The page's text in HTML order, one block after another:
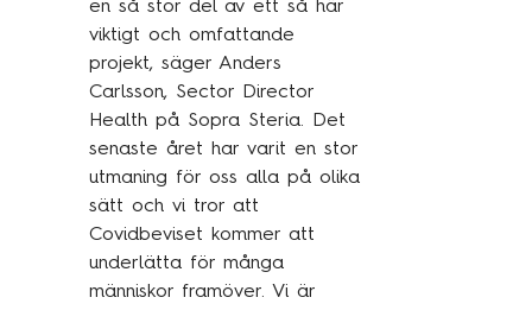
Mångfald
Utmärkelser
Våra kontor
Vår historia
Vision och kultur
Karriär
en så stor del av ett så här
viktigt och omfattande
projekt, säger Anders
Carlsson, Sector Director
Health på Sopra Steria. Det
senaste året har varit en stor
utmaning för oss alla på olika
sätt och vi tror att
Covidbeviset kommer att
underlätta för många
människor framöver. Vi är